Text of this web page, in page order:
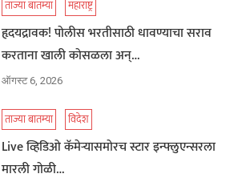
ताज्या बातम्या महाराष्ट्र
हृदयद्रावक! पोलीस भरतीसाठी धावण्याचा सराव
करताना खाली कोसळला अन्…
ऑगस्ट 6, 2026
ताज्या बातम्या विदेश
Live व्हिडिओ कॅमेऱ्यासमोरच स्टार इन्फ्लुएन्सरला
मारली गोळी…